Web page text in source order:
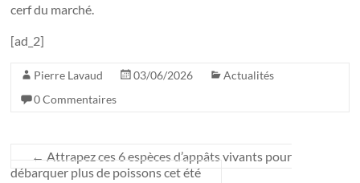
cerf du marché.
[ad_2]
Pierre Lavaud 03/06/2026
Actualités
0 Commentaires
← Attrapez ces 6 espèces d’appâts vivants pour
débarquer plus de poissons cet été